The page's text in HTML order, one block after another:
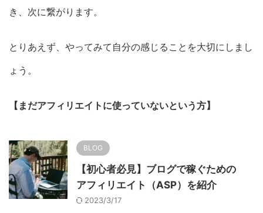
き、次に繋がります。
とりあえず、やってみて自分の感じることを大切にしまし
ょう。
【まだアフィリエイトに使っていないという方】
BLOG
【初心者必見】ブログで稼ぐための
アフィリエイト（ASP）を紹介
2023/3/17